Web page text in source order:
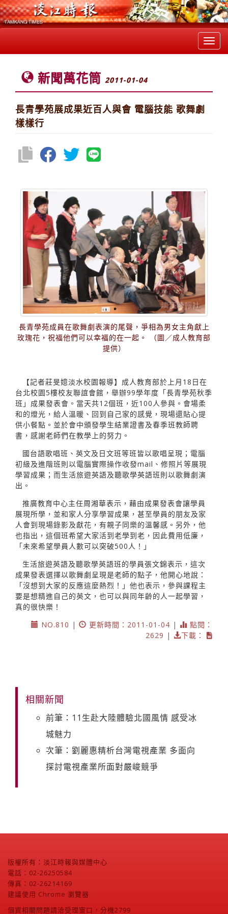
新聞萬花筒 2011-01-04
長青學苑展成果近百人與會 電腦技能 歌舞劇
樣樣行
長青學苑成員在歌舞劇表演的尾聲，爭相為男女主角獻上
玫瑰花，祝福他們可以幸福的在一起。 （圖／成人教育部
提供）
【記者莊旻嬑淡水校園報導】成人教育部於上月18日在
台北校園5樓校友聯誼會館，舉辦99學年度「長青學苑秋季
班」成果發表會。當天共12個班，近100人參與。會場柔
和的燈光，給人溫暖、回到自己家的感覺，現場還貼心提
供小餐點。並於會中頒發學生結業證書及春季班教師聘
書，感謝老師們在教學上的努力。
國台語歌唱班、英文及日文班等班皆以歌唱呈現；電腦
初級及進階班則以電腦實際操作收發mail、修照片等展現
學習成果；而生活旅遊英語及聽歌學英語班則以歌舞劇演
出。
推廣教育中心主任周湘華表示，藉由成果發表會讓學員
展現所學，並和家人分享學習成果，甚至學員的朋友及家
人會到現場錄影及獻花，有親子同樂的溫馨感。另外，他
也指出，這個班希望大家活到老學到老，因此費用低廉，
「未來希望學員人數可以突破500人！」
生活旅遊英語及聽歌學英語班的學員張文錦表示，這次
成果發表選擇以歌舞劇呈現是老師的點子，他開心地說：
「沒想到大家的反應這麼熱烈！」他也表示，參與課程主
要是想精進自己的英文，也可以與同年齡的人一起學習，
真的很快樂！
NO.810 |
更新時間：2011-01-04 |
點閱：
2629 |
下載：
相關新聞
前筆：11生赴大陸體驗北國風情 感受冰
城魅力
次筆：劉麗惠精析台灣電視產業 多面向
探討電視產業所面對嚴峻競爭
版權所有：淡江時報與媒體中心
電話：02-26250584
傳真：02-26214169
建議使用 Chrome 瀏覽器
個資相關問題請洽受理窗口，分機2799